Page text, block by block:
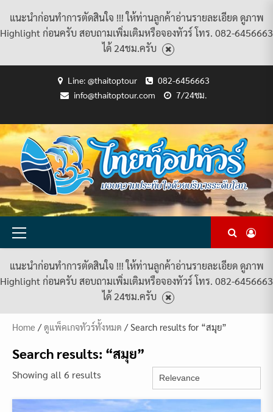
แนะนำก่อนทำการตัดสินใจ !!! ให้ท่านลูกค้าอ่านรายละเอียด ดูภาพ
Highlight ก่อนครับ สอบถามเพิ่มเติมหรือจองทัวร์ โทร. 082-6456663
ได้ 24ชม.ครับ
Line: @thaitoptour
082-6456663
info@thaitoptour.com
7/24ชม.
USACCOUNT
POLICY
AND
CONDITIONS
แพ็คเกจ
ทัวร์
ทั้งหมด
ต้อนรับ
สู่
ไทย
ท็อป
ทัวร์
กับ
เรา
ทัวร์
ทั้งหมด
Primary
แนะนำก่อนทำการตัดสินใจ !!! ให้ท่านลูกค้าอ่านรายละเอียด ดูภาพ
Highlight ก่อนครับ สอบถามเพิ่มเติมหรือจองทัวร์ โทร. 082-6456663
ได้ 24ชม.ครับ
Home /ดูแพ็คเกจทัวร์ทั้งหมด / Search results for “สมุย”
Search results: “สมุย”
Showing all 6 results